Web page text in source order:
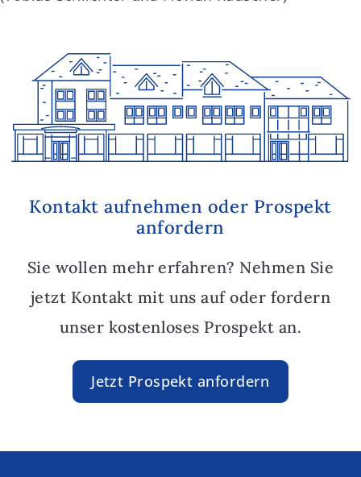
Kontakt aufnehmen oder Prospekt
anfordern
Sie wollen mehr erfahren? Nehmen Sie
jetzt Kontakt mit uns auf oder fordern
unser kostenloses Prospekt an.
Jetzt Prospekt anfordern